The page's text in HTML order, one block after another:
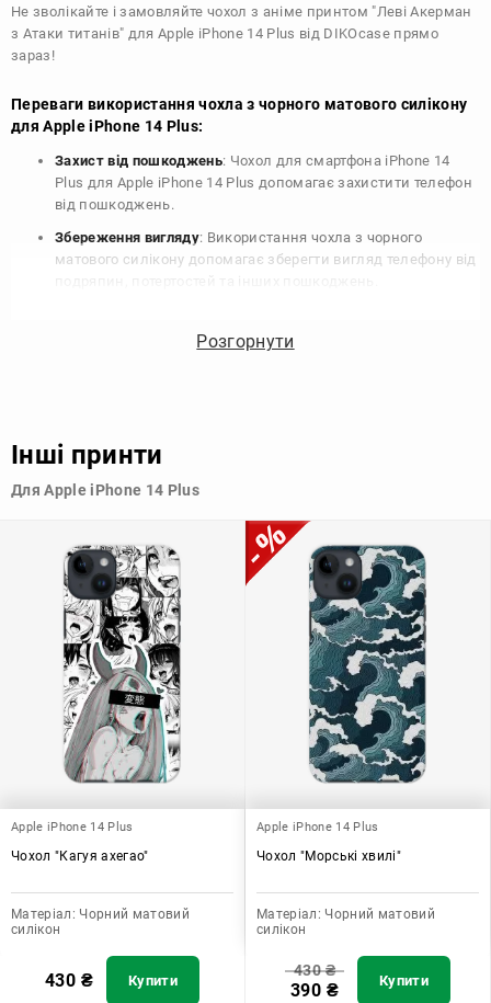
Не зволікайте і замовляйте чохол з аніме принтом "Леві Акерман
з Атаки титанів" для Apple iPhone 14 Plus від DIKOcase прямо
зараз!
Переваги використання чохла з чорного матового силікону
для Apple iPhone 14 Plus:
Захист від пошкоджень: Чохол для смартфона iPhone 14
Plus для Apple iPhone 14 Plus допомагає захистити телефон
від пошкоджень.
Збереження вигляду: Використання чохла з чорного
матового силікону допомагає зберегти вигляд телефону від
для Apple iPhone 14 Plus допомагає зберегти цінність
дозволяє підібрати той, що найбільше відповідає вашому
допомагає захистити ваш пристрій, зберегти його цінність і
додати зручності в користуванні.
Розгорнути
Інші принти
Для Apple iPhone 14 Plus
Apple iPhone 14 Plus
Чохол "Кагуя ахегао"
Матеріал: Чорний матовий
силікон
430 ₴ Купити
Apple iPhone 14 Plus
Чохол "Морські хвилі"
Матеріал: Чорний матовий
силікон
430₴
390 ₴ Купити